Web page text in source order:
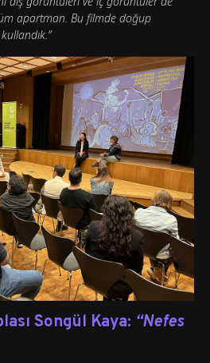
apartman. Bu filmde doğup
Songül Kaya: “Nefes